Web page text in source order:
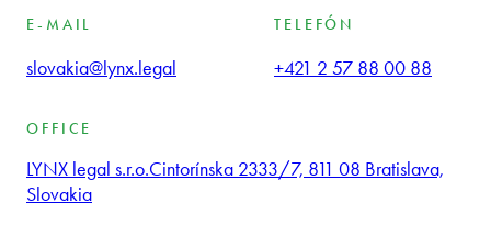
E-MAIL
slovakia@lynx.legal
TELEFÓN
+421 2 57 88 00 88
OFFICE
LYNX legal s.r.o.Cintorínska 2333/7, 811 08 Bratislava,
Slovakia